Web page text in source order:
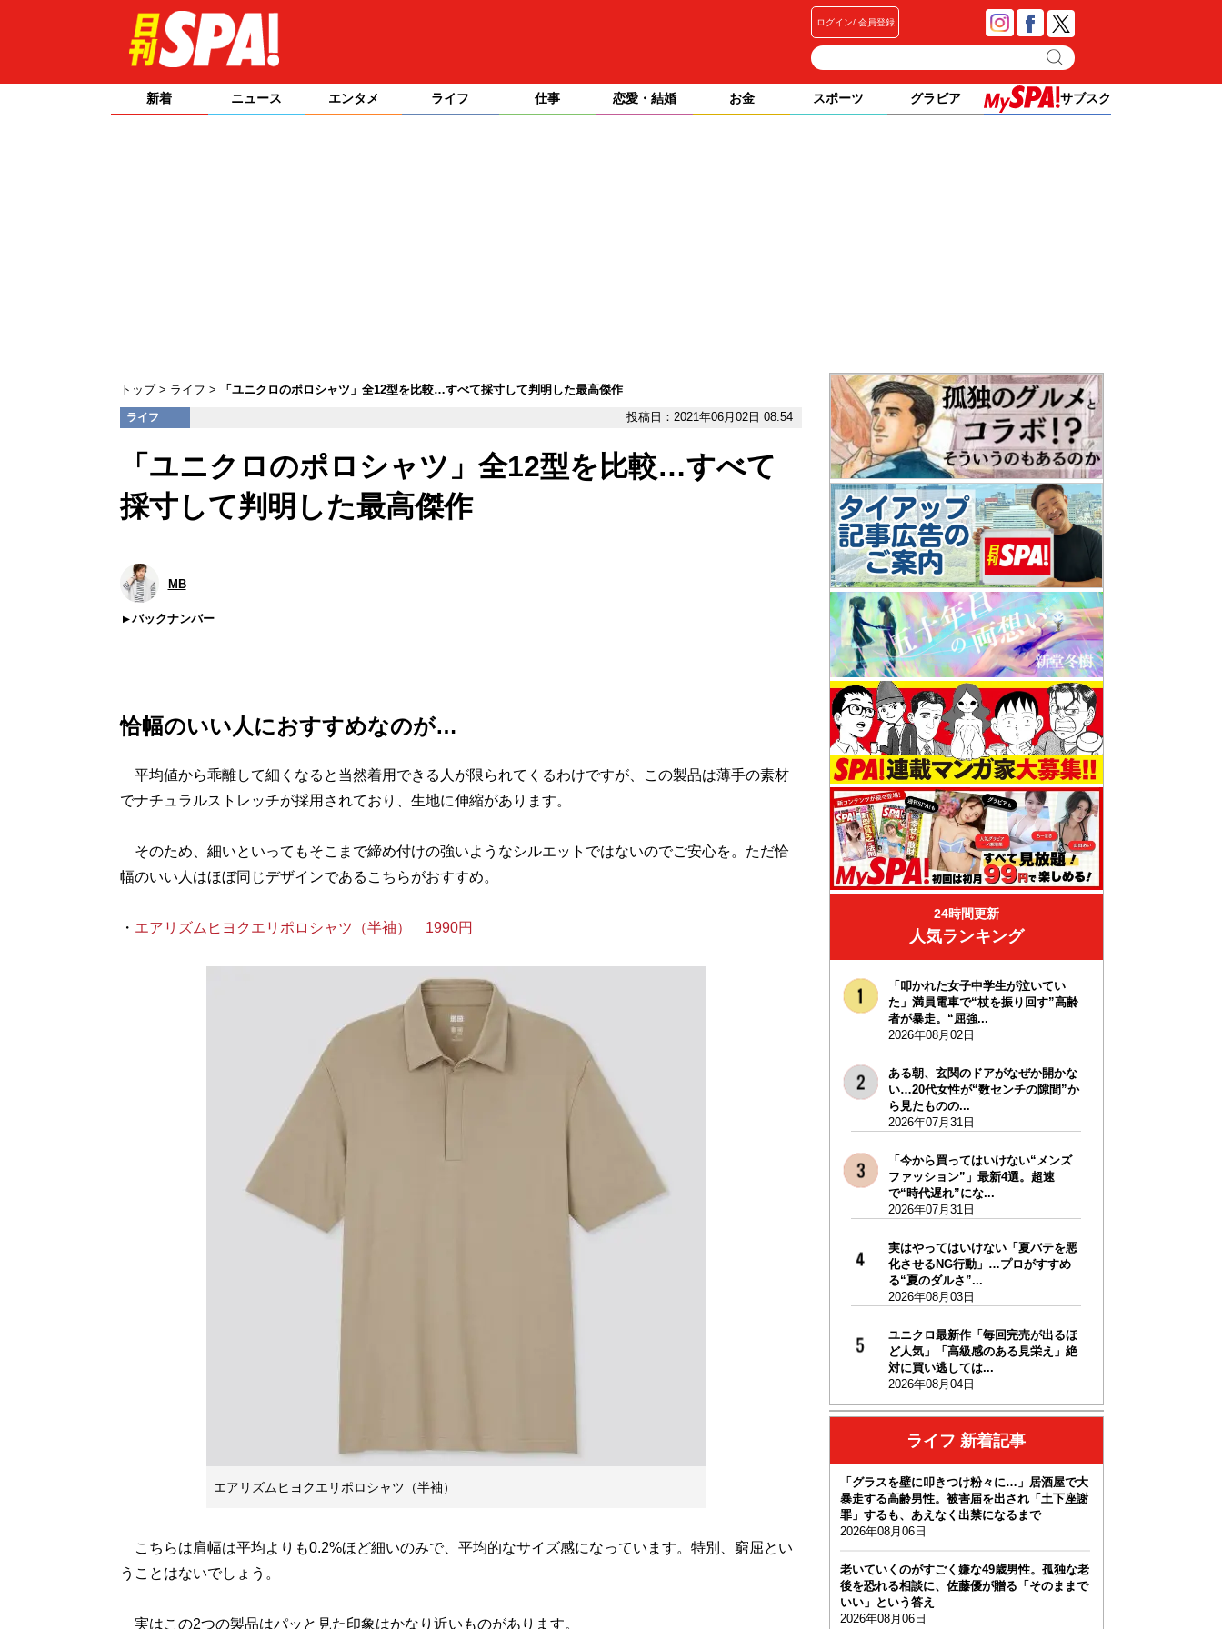
ログイン 会員登録
新着 ニュース エンタメ ライフ 仕事 恋愛・結婚 お金 スポーツ グラビア サブスク
トップ ライフ 「ユニクロのポロシャツ」全12型を比較…すべて採寸して判明した最高傑作
ライフ 投稿日：2021年06月02日 08:54
「ユニクロのポロシャツ」全12型を比較…すべて
採寸して判明した最高傑作
MB
バックナンバー
恰幅のいい人におすすめなのが…
平均値から乖離して細くなると当然着用できる人が限られてくるわけですが、この製品は薄手の素材
でナチュラルストレッチが採用されており、生地に伸縮があります。
そのため、細いといってもそこまで締め付けの強いようなシルエットではないのでご安心を。ただ恰
幅のいい人はほぼ同じデザインであるこちらがおすすめ。
・ エアリズムヒヨクエリポロシャツ（半袖） 1990円
エアリズムヒヨクエリポロシャツ（半袖）
こちらは肩幅は平均よりも0.2%ほど細いのみで、平均的なサイズ感になっています。特別、窮屈とい
うことはないでしょう。
実はこの2つの製品はパッと見た印象はかなり近いものがあります。
24時間更新
人気ランキング
「叩かれた女子中学生が泣いてい
た」満員電車で“杖を振り回す”高齢
者が暴走。“屈強...
2026年08月02日
ある朝、玄関のドアがなぜか開かな
い…20代女性が“数センチの隙間”か
ら見たものの...
2026年07月31日
「今から買ってはいけない“メンズ
ファッション”」最新4選。超速
で“時代遅れ”にな...
2026年07月31日
実はやってはいけない「夏バテを悪
化させるNG行動」…プロがすすめ
る“夏のダルさ”...
2026年08月03日
ユニクロ最新作「毎回完売が出るほ
ど人気」「高級感のある見栄え」絶
対に買い逃しては...
2026年08月04日
ライフ 新着記事
「グラスを壁に叩きつけ粉々に…」居酒屋で大
暴走する高齢男性。被害届を出され「土下座謝
罪」するも、あえなく出禁になるまで
2026年08月06日
老いていくのがすごく嫌な49歳男性。孤独な老
後を恐れる相談に、佐藤優が贈る「そのままで
いい」という答え
2026年08月06日